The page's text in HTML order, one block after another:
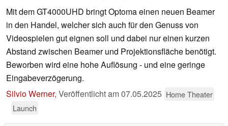
Mit dem GT4000UHD bringt Optoma einen neuen Beamer
in den Handel, welcher sich auch für den Genuss von
Videospielen gut eignen soll und dabei nur einen kurzen
Abstand zwischen Beamer und Projektionsfläche benötigt.
Beworben wird eine hohe Auflösung - und eine geringe
Eingabeverzögerung.
Silvio Werner, Veröffentlicht am07.05.2025 Home Theater
Launch